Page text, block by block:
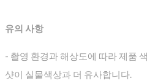
유의 사항
- 촬영 환경과 해상도에 따라 제품
샷이 실물색상과 더 유사합니다.